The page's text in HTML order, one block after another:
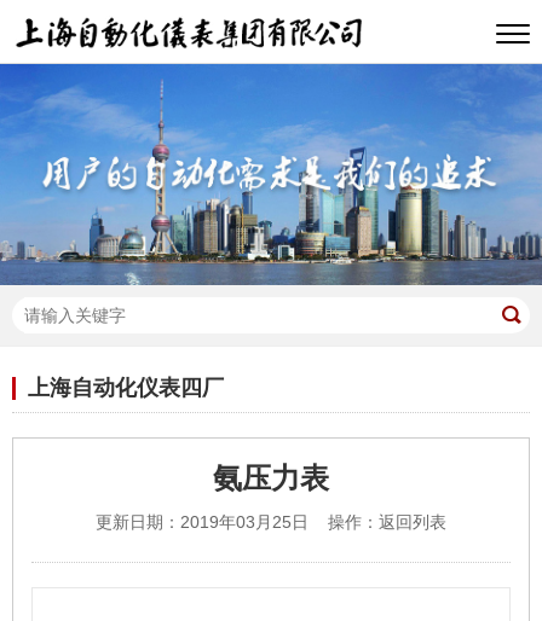
上海自动化仪表四厂
氨压力表
更新日期：2019年03月25日 操作： 返回列表